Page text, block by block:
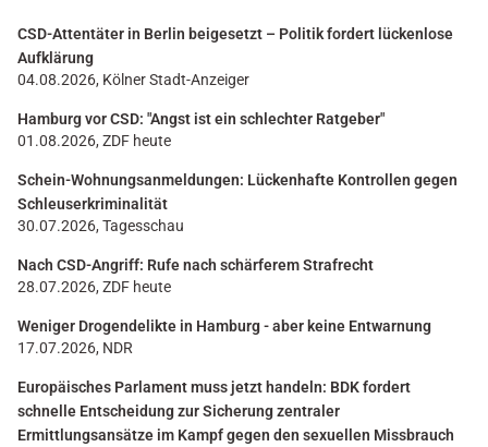
CSD-Attentäter in Berlin beigesetzt – Politik fordert lückenlose
Aufklärung
04.08.2026, Kölner Stadt-Anzeiger
Hamburg vor CSD: "Angst ist ein schlechter Ratgeber"
01.08.2026, ZDF heute
Schein-Wohnungsanmeldungen: Lückenhafte Kontrollen gegen
Schleuserkriminalität
30.07.2026, Tagesschau
Nach CSD-Angriff: Rufe nach schärferem Strafrecht
28.07.2026, ZDF heute
Weniger Drogendelikte in Hamburg - aber keine Entwarnung
17.07.2026, NDR
Europäisches Parlament muss jetzt handeln: BDK fordert
schnelle Entscheidung zur Sicherung zentraler
Ermittlungsansätze im Kampf gegen den sexuellen Missbrauch